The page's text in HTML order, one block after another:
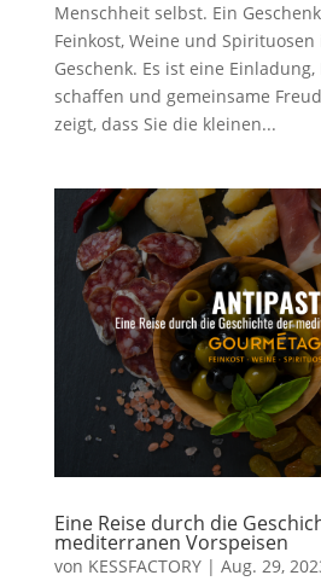
Menschheit selbst. Ein
Feinkost, Weine und
Geschenk. Es ist eine
schaffen und gemeinsame
zeigt, dass Sie die kleinen...
Eine Reise durch die
mediterranen Vorspeisen
von KESSFACTORY| Aug. 29,